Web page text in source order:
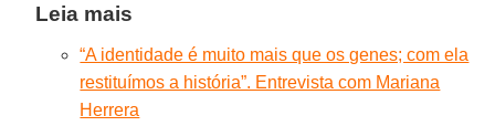
Leia mais
“A identidade é muito mais que os genes; com ela
restituímos a história”. Entrevista com Mariana
Herrera